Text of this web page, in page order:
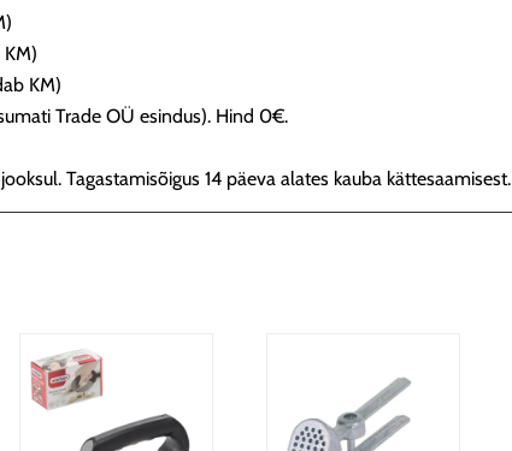
KM)
Trade OÜ esindus). Hind 0€.
Tagastamisõigus 14 päeva alates kauba kättesaamisest.